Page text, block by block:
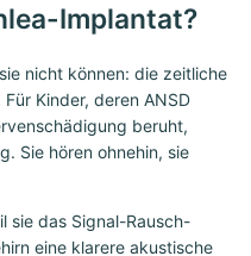
Implantat?
nicht können: die zeitliche
Kinder, deren ANSD
beruht,
Sie hören ohnehin, sie
sie das Signal-Rausch-
eine klarere akustische